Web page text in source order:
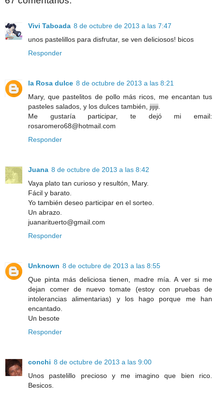
Vivi Taboada 8 de octubre de 2013 a las 7:47
unos pastelillos para disfrutar, se ven deliciosos! bicos
Responder
la Rosa dulce 8 de octubre de 2013 a las 8:21
Mary, que pastelitos de pollo más ricos, me encantan tus
pasteles salados, y los dulces también, jijiji.
Me gustaría participar, te dejó mi email:
rosaromero68@hotmail.com
Responder
Juana 8 de octubre de 2013 a las 8:42
Vaya plato tan curioso y resultón, Mary.
Fácil y barato.
Yo también deseo participar en el sorteo.
Un abrazo.
juanarituerto@gmail.com
Responder
Unknown 8 de octubre de 2013 a las 8:55
Que pinta más deliciosa tienen, madre mía. A ver si me
dejan comer de nuevo tomate (estoy con pruebas de
intolerancias alimentarias) y los hago porque me han
encantado.
Un besote
Responder
conchi 8 de octubre de 2013 a las 9:00
Unos pastelillo precioso y me imagino que bien rico.
Besicos.